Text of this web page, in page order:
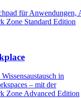
für
Zone Standard Edition
in
– mit der
Zone Advanced Edition